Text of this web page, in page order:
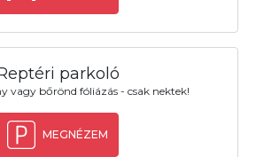
parkoló
vagy bőrönd fóliázás - csak nektek!
MEGNÉZEM